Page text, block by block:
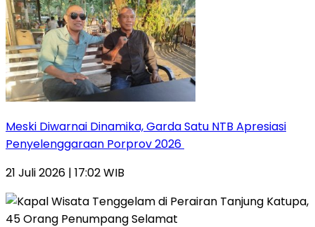
Meski Diwarnai Dinamika, Garda Satu NTB Apresiasi
Penyelenggaraan Porprov 2026 ‎
21 Juli 2026 | 17:02 WIB